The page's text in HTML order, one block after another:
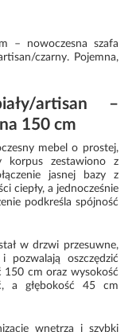
– nowoczesna szafa
czarny. Pojemna,
artisan –
150 cm
mebel o prostej,
korpus zestawiono z
jasnej bazy z
ciepły, a jednocześnie
podkreśla spójność
w drzwi przesuwne,
pozwalają oszczędzić
150 cm oraz wysokość
a głębokość 45 cm
wnętrza i szybki